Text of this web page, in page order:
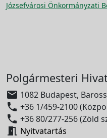
Józsefvárosi Önkormányzati
Polgármesteri
 1082 Budapest,
 +36 1/459-2100
 +36 80/277-256 (Zöld
 Nyitvatartás